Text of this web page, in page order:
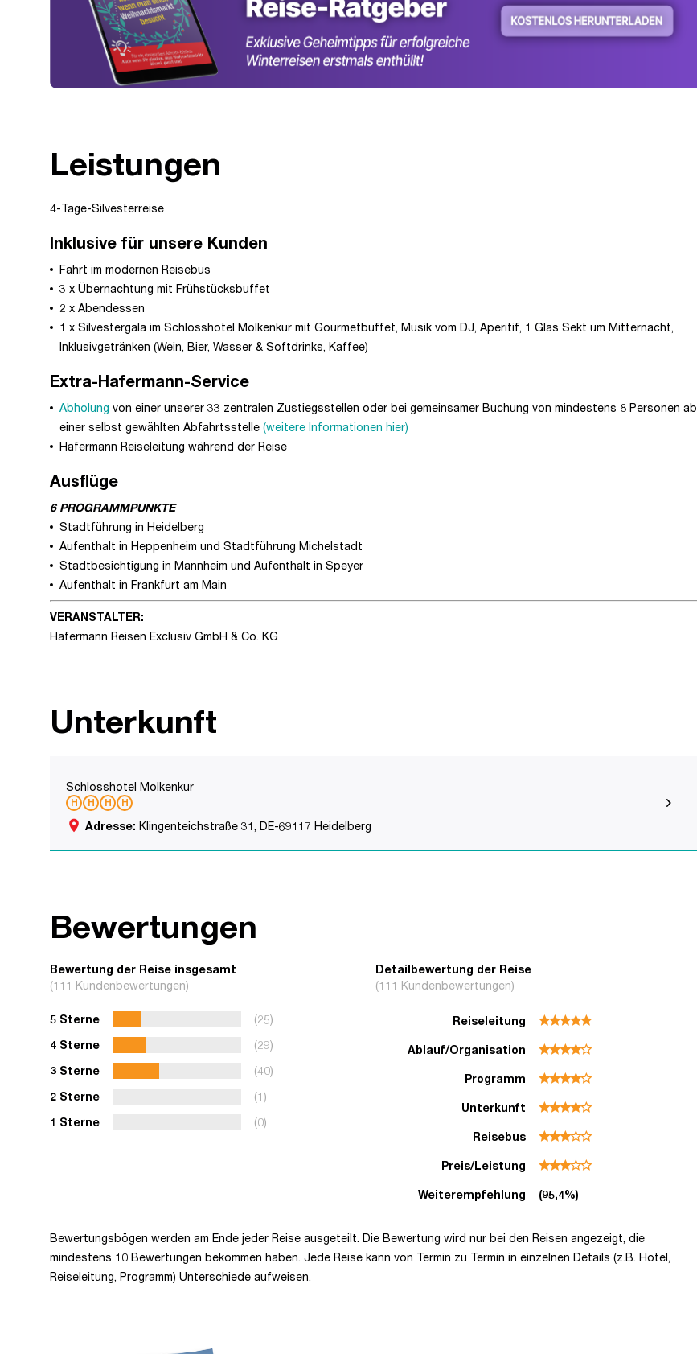
Leistungen
4-Tage-Silvesterreise
Inklusive für unsere Kunden
Fahrt im modernen Reisebus
3 x Übernachtung mit Frühstücksbuffet
2 x Abendessen
1 x Silvestergala im Schlosshotel Molkenkur mit Gourmetbuffet, Musik vom DJ, Aperitif, 1 Glas Sekt um Mitternacht,
Inklusivgetränken (Wein, Bier, Wasser & Softdrinks, Kaffee)
Extra-Hafermann-Service
Abholung von einer unserer 33 zentralen Zustiegsstellen oder bei gemeinsamer Buchung von mindestens 8 Personen ab
einer selbst gewählten Abfahrtsstelle (weitere Informationen hier)
Hafermann Reiseleitung während der Reise
Ausflüge
6 PROGRAMMPUNKTE
Stadtführung in Heidelberg
Aufenthalt in Heppenheim und Stadtführung Michelstadt
Stadtbesichtigung in Mannheim und Aufenthalt in Speyer
Aufenthalt in Frankfurt am Main
VERANSTALTER:
Hafermann Reisen Exclusiv GmbH & Co. KG
Unterkunft
Schlosshotel Molkenkur
place Adresse: Klingenteichstraße 31, DE-69117 Heidelberg
Bewertungen
Bewertung der Reise insgesamt
(111 Kundenbewertungen)
5 Sterne
(25)
4 Sterne
(29)
3 Sterne
(40)
2 Sterne
(1)
1 Sterne
(0)
Detailbewertung der Reise
(111 Kundenbewertungen)
Reiseleitung
Ablauf/Organisation
Programm
Unterkunft
Reisebus
Preis/Leistung
Weiterempfehlung (95,4%)
Bewertungsbögen werden am Ende jeder Reise ausgeteilt. Die Bewertung wird nur bei den Reisen angezeigt, die
mindestens 10 Bewertungen bekommen haben. Jede Reise kann von Termin zu Termin in einzelnen Details (z.B. Hotel,
Reiseleitung, Programm) Unterschiede aufweisen.